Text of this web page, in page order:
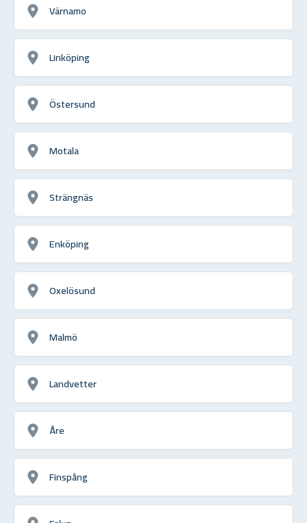
Värnamo
Linköping
Östersund
Motala
Strängnäs
Enköping
Oxelösund
Malmö
Landvetter
Åre
Finspång